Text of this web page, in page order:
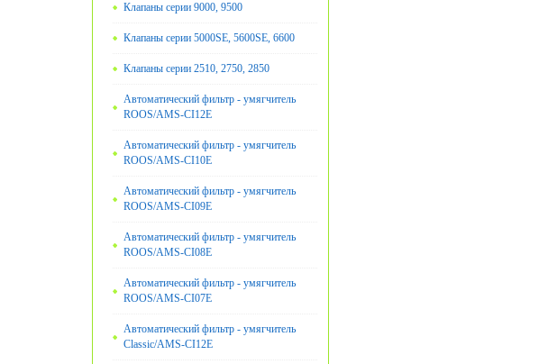
Клапаны серии 9000, 9500
Клапаны серии 5000SE, 5600SE, 6600
Клапаны серии 2510, 2750, 2850
Автоматический фильтр - умягчитель
ROOS/AMS-CI12E
Автоматический фильтр - умягчитель
ROOS/AMS-CI10E
Автоматический фильтр - умягчитель
ROOS/AMS-CI09E
Автоматический фильтр - умягчитель
ROOS/AMS-CI08E
Автоматический фильтр - умягчитель
ROOS/AMS-CI07E
Автоматический фильтр - умягчитель
Classic/AMS-CI12E